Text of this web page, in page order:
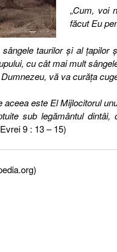
„Cum, voi
făcut Eu
taurilor şi al
cu cât mai mult
vă va curăţa
aceea este ElMijlocitorul
sub legământul
9 : 13 – 15)